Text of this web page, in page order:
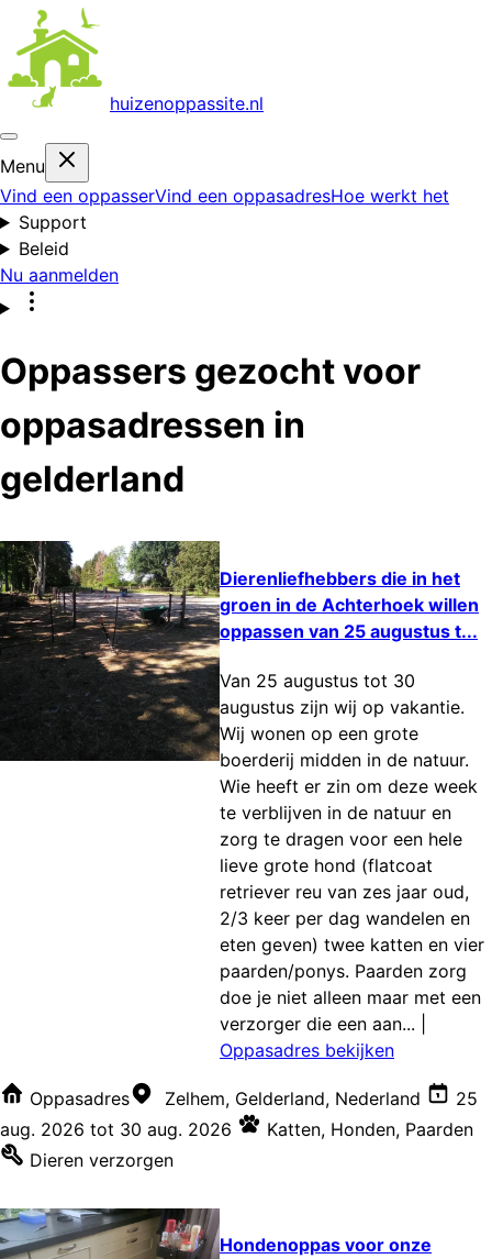
huizenoppassite.nl
Menu
Vind een oppasserVind een oppasadresHoe werkt het
Support
Beleid
Nu aanmelden
Oppassers gezocht voor
oppasadressen in
gelderland
Dierenliefhebbers die in het
groen in de Achterhoek willen
oppassen van 25 augustus t...
Van 25 augustus tot 30
augustus zijn wij op vakantie.
Wij wonen op een grote
boerderij midden in de natuur.
Wie heeft er zin om deze week
te verblijven in de natuur en
zorg te dragen voor een hele
lieve grote hond (flatcoat
retriever reu van zes jaar oud,
2/3 keer per dag wandelen en
eten geven) twee katten en vier
paarden/ponys. Paarden zorg
doe je niet alleen maar met een
verzorger die een aan...
Oppasadres bekijken
Oppasadres Zelhem, Gelderland, Nederland
25
aug. 2026 tot 30 aug. 2026 Katten, Honden, Paarden
Dieren verzorgen
Hondenoppas voor onze